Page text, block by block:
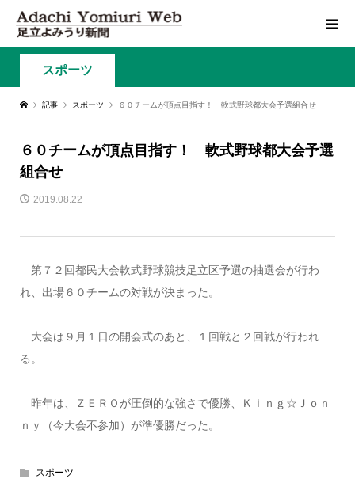
スポーツ
記事 スポーツ ６０チームが頂点目指す！ 軟式野球都大会予選組合せ
６０チームが頂点目指す！ 軟式野球都大会予選
組合せ
2019.08.22
第７２回都民大会軟式野球競技足立区予選の抽選会が行わ
れ、出場６０チームの対戦が決まった。
大会は９月１日の開会式のあと、１回戦と２回戦が行われ
る。
昨年は、ＺＥＲＯが圧倒的な強さで優勝、Ｋｉｎｇ☆Ｊｏｎ
ｎｙ（今大会不参加）が準優勝だった。
スポーツ